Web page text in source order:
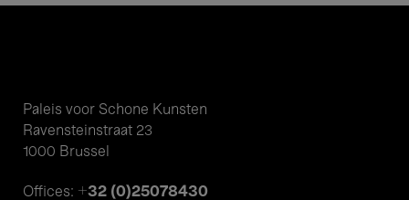
Paleis voor Schone Kunsten
Ravensteinstraat 23
1000 Brussel
Offices: +32 (0)25078430